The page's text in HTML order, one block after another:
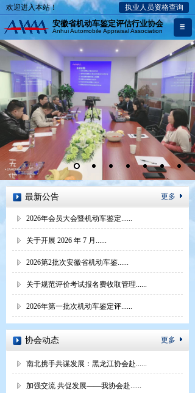
安徽省机动车鉴定评估行业协会
执业人员资格查询
欢迎进入本站！
Anhui Automobile Appraisal Association
更多
最新公告
2026年会员大会暨机动车鉴定......
关于开展 2026 年 7 月......
2026第2批次安徽省机动车鉴......
关于规范评价考试报名费收取管理......
2026年第一批次机动车鉴定评......
南北携手共谋发展：黑龙江协会赴......
加强交流 共促发展——我协会赴......
协会动态 更多